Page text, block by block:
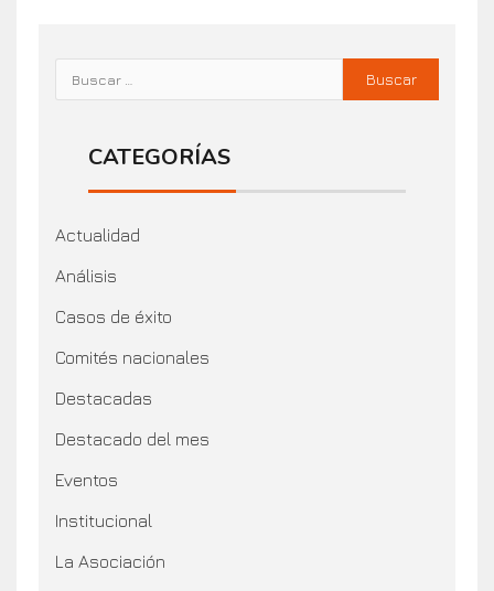
CATEGORÍAS
Actualidad
Análisis
Casos de éxito
Comités nacionales
Destacadas
Destacado del mes
Eventos
Institucional
La Asociación